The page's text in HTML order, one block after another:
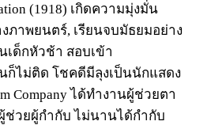
(1918) เกิดความมุ่งมั่น
ภาพยนตร์, เรียนจบมัธยมอย่าง
เด็กหัวช้า สอบเข้า
ก็ไม่ติด โชคดีมีลุงเป็นนักแสดง
Company ได้ทำงานผู้ช่วยตา
ช่วยผู้กำกับ ไม่นานได้กำกับ